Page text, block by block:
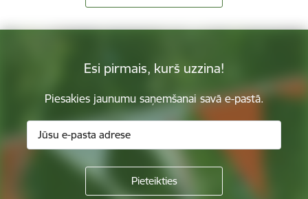
Esi pirmais, kurš uzzina!
Piesakies jaunumu saņemšanai savā e-pastā.